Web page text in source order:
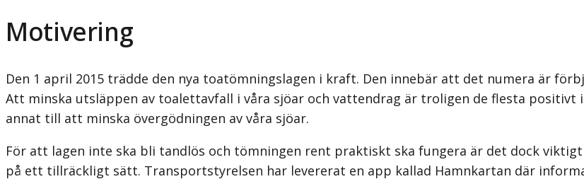
Motivering
Den 1 april 2015 trädde den nya toatömningslagen i kraft. Den innebär att det numera är
Att minska utsläppen av toalettavfall i våra sjöar och vattendrag är troligen de flesta
annat till att minska övergödningen av våra sjöar.
För att lagen inte ska bli tandlös och tömningen rent praktiskt ska fungera är det dock
på ett tillräckligt sätt. Transportstyrelsen har levererat en app kallad Hamnkartan där